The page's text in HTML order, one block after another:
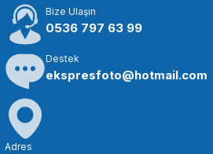
13.200,00 TL
PATONA
PATONA Premium COB-300 Bi Color APRC
Bize Ulaşın
0536 797 63 99
Destek
ekspresfoto@hotmail.com
Adres